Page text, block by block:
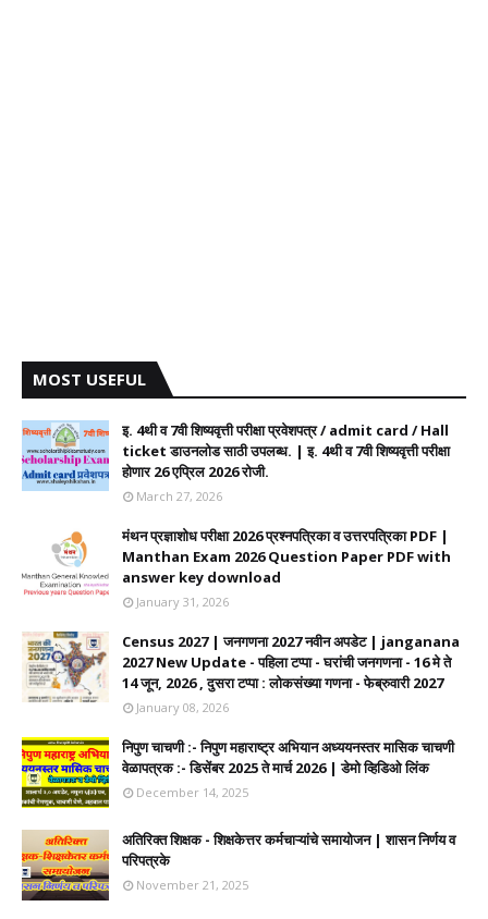
MOST USEFUL
इ. 4थी व 7वी शिष्यवृत्ती परीक्षा प्रवेशपत्र / admit card / Hall
ticket डाउनलोड साठी उपलब्ध. | इ. 4थी व 7वी शिष्यवृत्ती परीक्षा
होणार 26 एप्रिल 2026 रोजी.
March 27, 2026
मंथन प्रज्ञाशोध परीक्षा 2026 प्रश्नपत्रिका व उत्तरपत्रिका PDF |
Manthan Exam 2026 Question Paper PDF with
answer key download
January 31, 2026
Census 2027 | जनगणना 2027 नवीन अपडेट | janganana
2027 New Update - पहिला टप्पा - घरांची जनगणना - 16 मे ते
14 जून, 2026 , दुसरा टप्पा : लोकसंख्या गणना - फेब्रुवारी 2027
January 08, 2026
निपुण चाचणी :- निपुण महाराष्ट्र अभियान अध्ययनस्तर मासिक चाचणी
वेळापत्रक :- डिसेंबर 2025 ते मार्च 2026 | डेमो व्हिडिओ लिंक
December 14, 2025
अतिरिक्त शिक्षक - शिक्षकेत्तर कर्मचाऱ्यांचे समायोजन | शासन निर्णय व
परिपत्रके
November 21, 2025